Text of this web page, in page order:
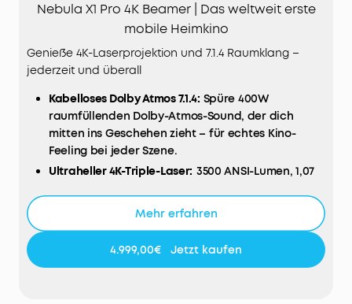
Nebula X1 Pro 4K Beamer | Das weltweit erste
mobile Heimkino
Genieße 4K-Laserprojektion und 7.1.4 Raumklang –
jederzeit und überall
Kabelloses Dolby Atmos 7.1.4: Spüre 400W
raumfüllenden Dolby-Atmos-Sound, der dich
mitten ins Geschehen zieht – für echtes Kino-
Feeling bei jeder Szene.
Ultraheller 4K-Triple-Laser: 3500 ANSI-Lumen, 1,07
für beeindruckende Schärfe und brillante Bilder –
Tiefe Schwarztöne, echter Kinokontrast:
Mit 5000:1
Mehr erfahren
4.999,00€ Jetzt kaufen